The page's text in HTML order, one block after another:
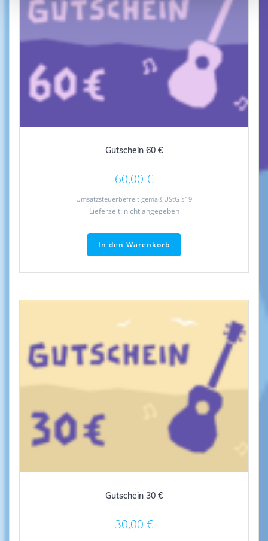
Gutschein 60 €
60,00 €
Umsatzsteuerbefreit gemäß UStG §19
Lieferzeit: nicht angegeben
In den Warenkorb
Gutschein 30 €
30,00 €